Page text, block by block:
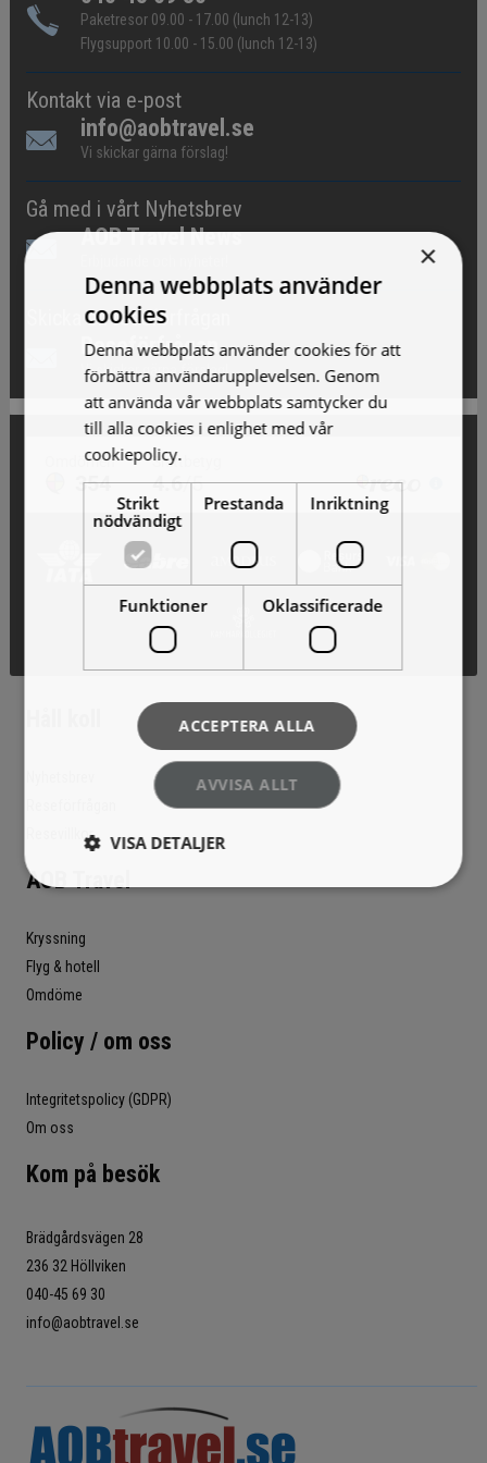
Paketresor 09.00 - 17.00 (lunch 12-13)
Flygsupport 10.00 - 15.00 (lunch 12-13)
Kontakt via e-post
info@aobtravel.se
Vi skickar gärna förslag!
Gå med i vårt Nyhetsbrev
AOB Travel News
Skicka en reseförfrågan
Reseförfrågan
Vi skickar gärna förslag!
Resevillkor
AOB Travel
Kryssning
Flyg & hotell
Omdöme
Policy / om oss
Integritetspolicy (GDPR)
Om oss
Kom på besök
Brädgårdsvägen 28
236 32 Höllviken
040-45 69 30
info@aobtravel.se
×
Denna webbplats använder
cookies
Denna webbplats använder cookies för att
förbättra användarupplevelsen. Genom
att använda vår webbplats samtycker du
till alla cookies i enlighet med vår
cookiepolicy.
Strikt
nödvändigt
Prestanda Inriktning
Funktioner Oklassificerade
ACCEPTERA ALLA
AVVISA ALLT
VISA DETALJER